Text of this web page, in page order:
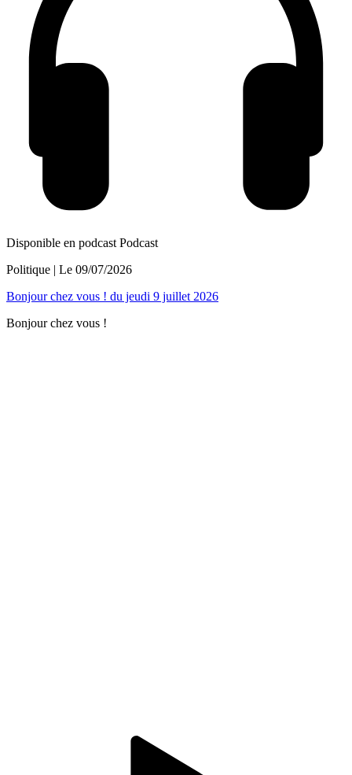
Disponible en podcast Podcast
Politique | Le 09/07/2026
Bonjour chez vous ! du jeudi 9 juillet 2026
Bonjour chez vous !